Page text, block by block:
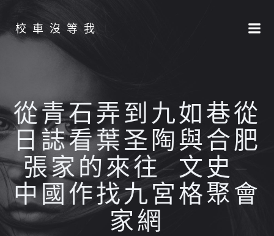
校車沒等我
從青石弄到九如巷從
日誌看葉圣陶與合肥
張家的來往–文史–
中國作找九宮格聚會
家網